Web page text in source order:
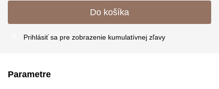
Do košíka
Prihlásiť sa pre zobrazenie kumulatívnej zľavy
Parametre